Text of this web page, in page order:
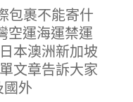
包裹不能寄什
空運海運禁運
本澳洲新加坡
文章告訴大家
外